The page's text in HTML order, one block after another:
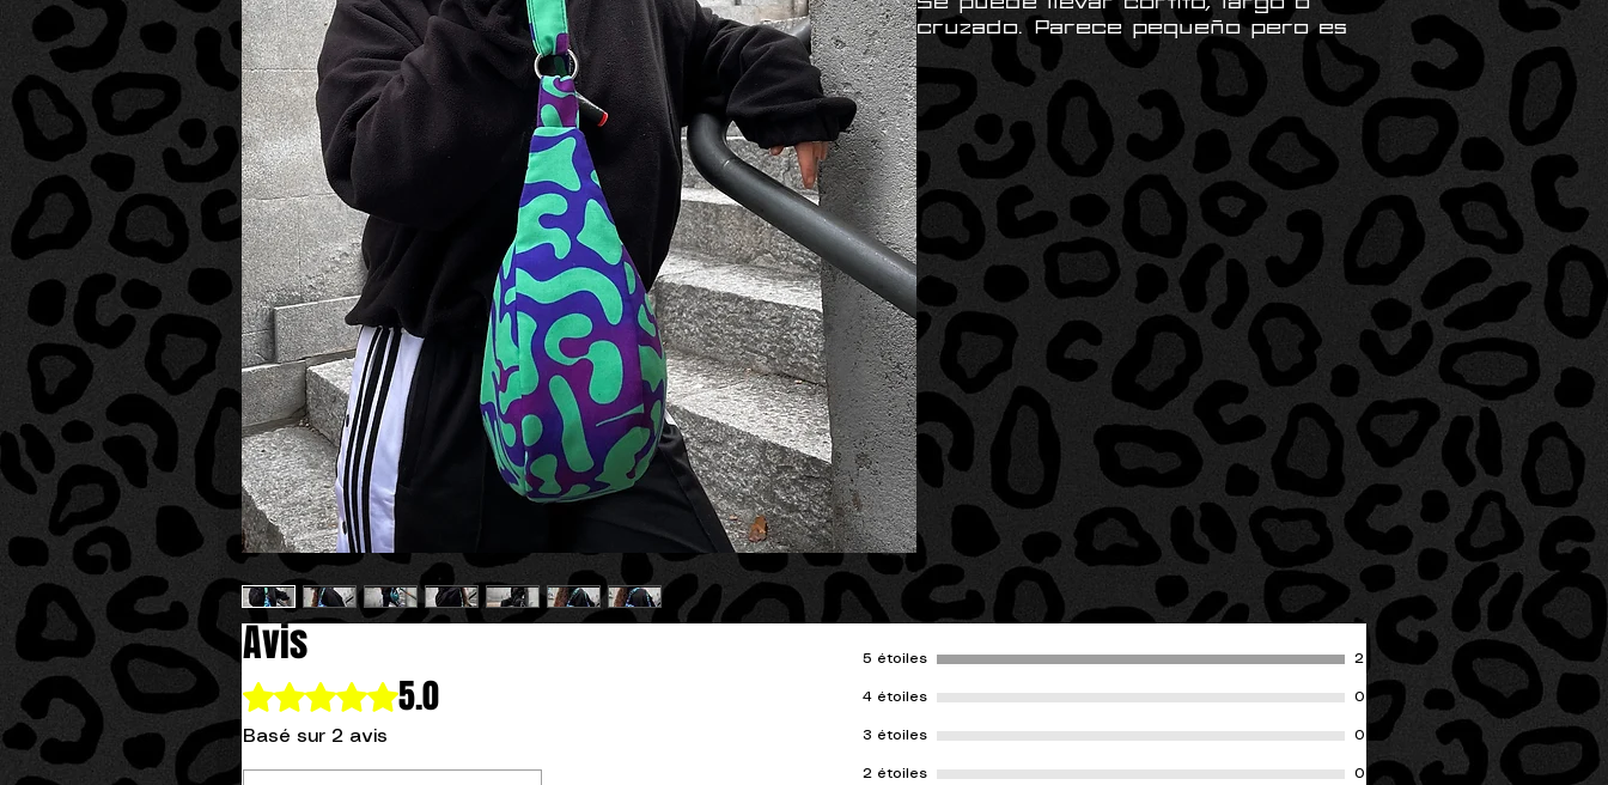
cruzado. Parece pequeño pero es
muuy amplio⚡️
✨EL BOLSO QUE AMANCIO NO
PUEDE DARTE ✨
Avis
Noté 5 sur 5. 5.0
Basé sur 2 avis
5 étoiles 2
4 étoiles 0
3 étoiles 0
2 étoiles 0